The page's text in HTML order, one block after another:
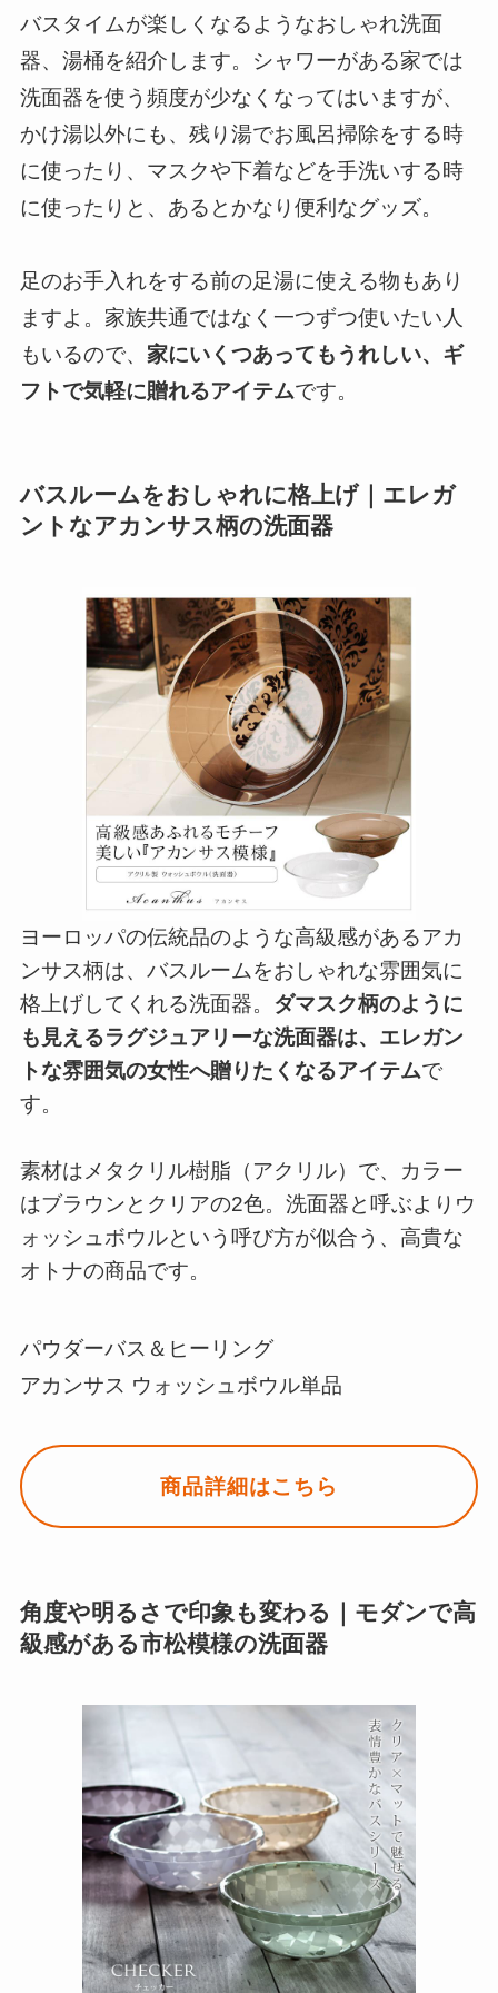
バスタイムが楽しくなるようなおしゃれ洗面
器、湯桶を紹介します。シャワーがある家では
洗面器を使う頻度が少なくなってはいますが、
かけ湯以外にも、残り湯でお風呂掃除をする時
に使ったり、マスクや下着などを手洗いする時
に使ったりと、あるとかなり便利なグッズ。
足のお手入れをする前の足湯に使える物もあり
ますよ。家族共通ではなく一つずつ使いたい人
もいるので、 家にいくつあってもうれしい、ギ
フトで気軽に贈れるアイテムです。
バスルームをおしゃれに格上げ｜エレガ
ントなアカンサス柄の洗面器
ヨーロッパの伝統品のような高級感があるアカ
ンサス柄は、バスルームをおしゃれな雰囲気に
格上げしてくれる洗面器。 ダマスク柄のように
も見えるラグジュアリーな洗面器は、エレガン
トな雰囲気の女性へ贈りたくなるアイテムで
す。
素材はメタクリル樹脂（アクリル）で、カラー
はブラウンとクリアの2色。洗面器と呼ぶよりウ
ォッシュボウルという呼び方が似合う、高貴な
オトナの商品です。
パウダーバス＆ヒーリング
アカンサス ウォッシュボウル単品
商品詳細はこちら
角度や明るさで印象も変わる｜モダンで高
級感がある市松模様の洗面器